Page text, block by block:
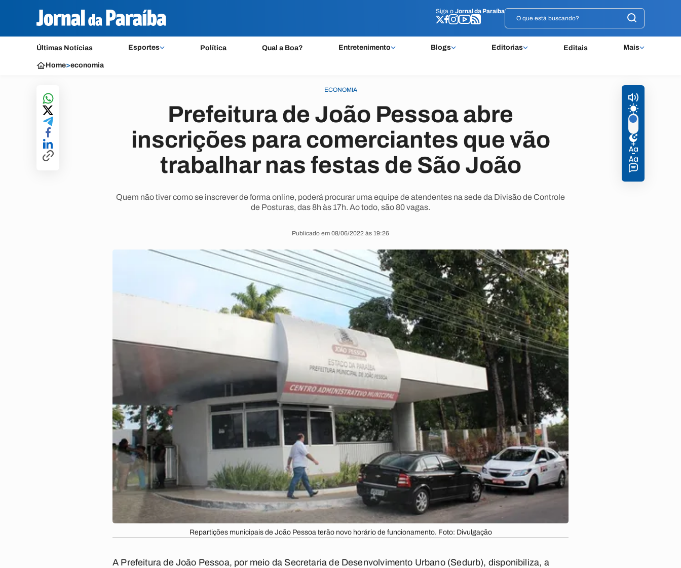
Siga o Jornal da Paraíba
Últimas Notícias Esportes Política Qual a Boa? Entretenimento Blogs Editorias Editais Mais
Siga o Jornal da Paraíba
Home>economia
ECONOMIA
Prefeitura de João Pessoa abre
inscrições para comerciantes que vão
trabalhar nas festas de São João
Quem não tiver como se inscrever de forma online, poderá procurar uma equipe de atendentes na sede da Divisão de Controle
de Posturas, das 8h às 17h. Ao todo, são 80 vagas.
Publicado em 08/06/2022 às 19:26
Repartições municipais de João Pessoa terão novo horário de funcionamento. Foto: Divulgação
A Prefeitura de João Pessoa, por meio da Secretaria de Desenvolvimento Urbano (Sedurb), disponibiliza, a